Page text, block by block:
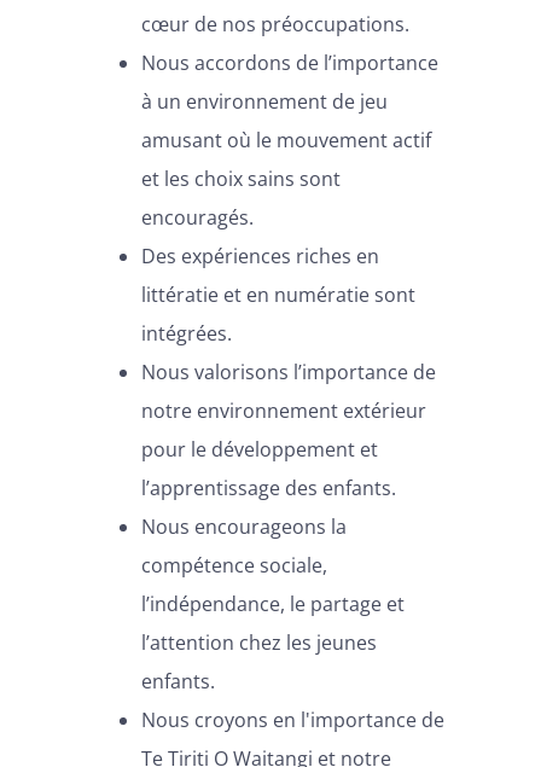
cœur de nos préoccupations.
Nous accordons de l’importance
à un environnement de jeu
amusant où le mouvement actif
et les choix sains sont
encouragés.
Des expériences riches en
littératie et en numératie sont
intégrées.
Nous valorisons l’importance de
notre environnement extérieur
pour le développement et
l’apprentissage des enfants.
Nous encourageons la
compétence sociale,
l’indépendance, le partage et
l’attention chez les jeunes
enfants.
Nous croyons en l'importance de
Te Tiriti O Waitangi et notre